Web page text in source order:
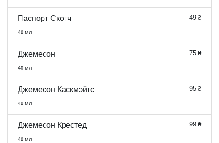
Паспорт Скотч 49 ₴
40 мл
Джемесон 75 ₴
40 мл
Джемесон Каскмэйтс 95 ₴
40 мл
Джемесон Крестед 99 ₴
40 мл